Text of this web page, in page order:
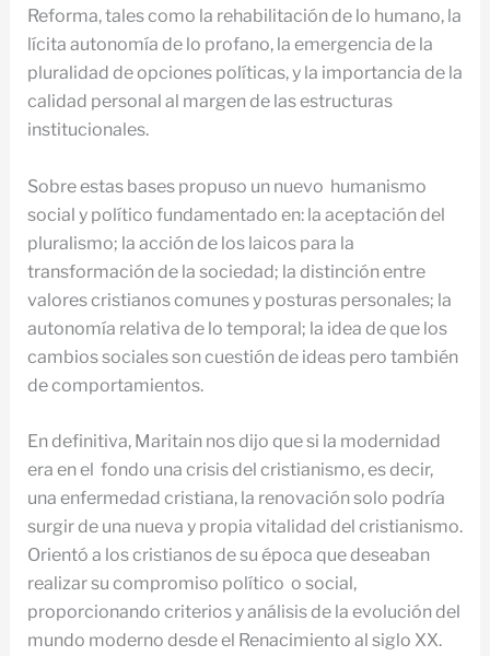
Reforma, tales como la rehabilitación de lo humano, la
lícita autonomía de lo profano, la emergencia de la
pluralidad de opciones políticas, y la importancia de la
calidad personal al margen de las estructuras
institucionales.
Sobre estas bases propuso un nuevo humanismo
social y político fundamentado en: la aceptación del
pluralismo; la acción de los laicos para la
transformación de la sociedad; la distinción entre
valores cristianos comunes y posturas personales; la
autonomía relativa de lo temporal; la idea de que los
cambios sociales son cuestión de ideas pero también
de comportamientos.
En definitiva, Maritain nos dijo que si la modernidad
era en el fondo una crisis del cristianismo, es decir,
una enfermedad cristiana, la renovación solo podría
surgir de una nueva y propia vitalidad del cristianismo.
Orientó a los cristianos de su época que deseaban
realizar su compromiso político o social,
proporcionando criterios y análisis de la evolución del
mundo moderno desde el Renacimiento al siglo XX.